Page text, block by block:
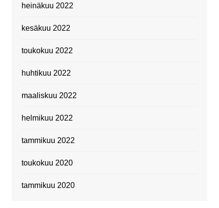
heinäkuu 2022
kesäkuu 2022
toukokuu 2022
huhtikuu 2022
maaliskuu 2022
helmikuu 2022
tammikuu 2022
toukokuu 2020
tammikuu 2020